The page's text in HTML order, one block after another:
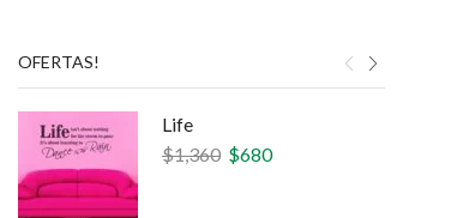
OFERTAS!
Life
$1,360 $680